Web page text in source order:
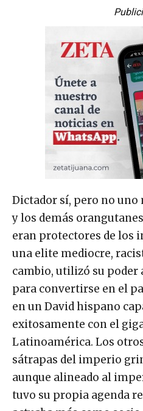
Dictador sí, pero no uno
y los demás
eran protectores de los
una elite mediocre,
cambio, utilizó su poder
para convertirse en el
en un David hispano
exitosamente con el
Latinoamérica. Los
sátrapas del imperio
aunque alineado al
tuvo su propia agenda